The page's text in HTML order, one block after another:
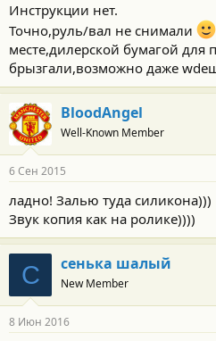
Инструкции нет.
Точно,руль/вал не снимали
месте,дилерской бумагой для
брызгали,возможно даже
BloodAngel
Well-Known Member
6 Сен 2015
ладно! Залью туда силикона)))
Звук копия как на ролике))))
С сенька шалый
New Member
8 Июн 2016